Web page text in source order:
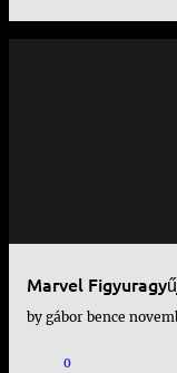
Marvel
by gábor bence
0